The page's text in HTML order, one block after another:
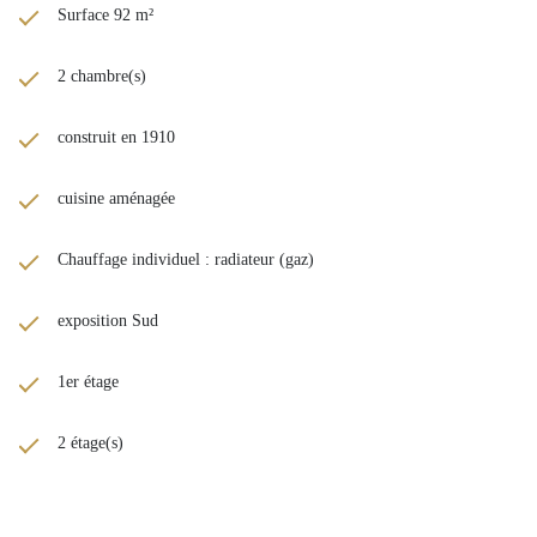
Surface 92 m²
2 chambre(s)
construit en 1910
cuisine aménagée
Chauffage individuel : radiateur (gaz)
exposition Sud
1er étage
2 étage(s)